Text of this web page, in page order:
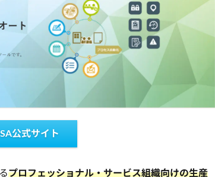
公式サイト
プロフェッショナル・サービス組織向けの生産